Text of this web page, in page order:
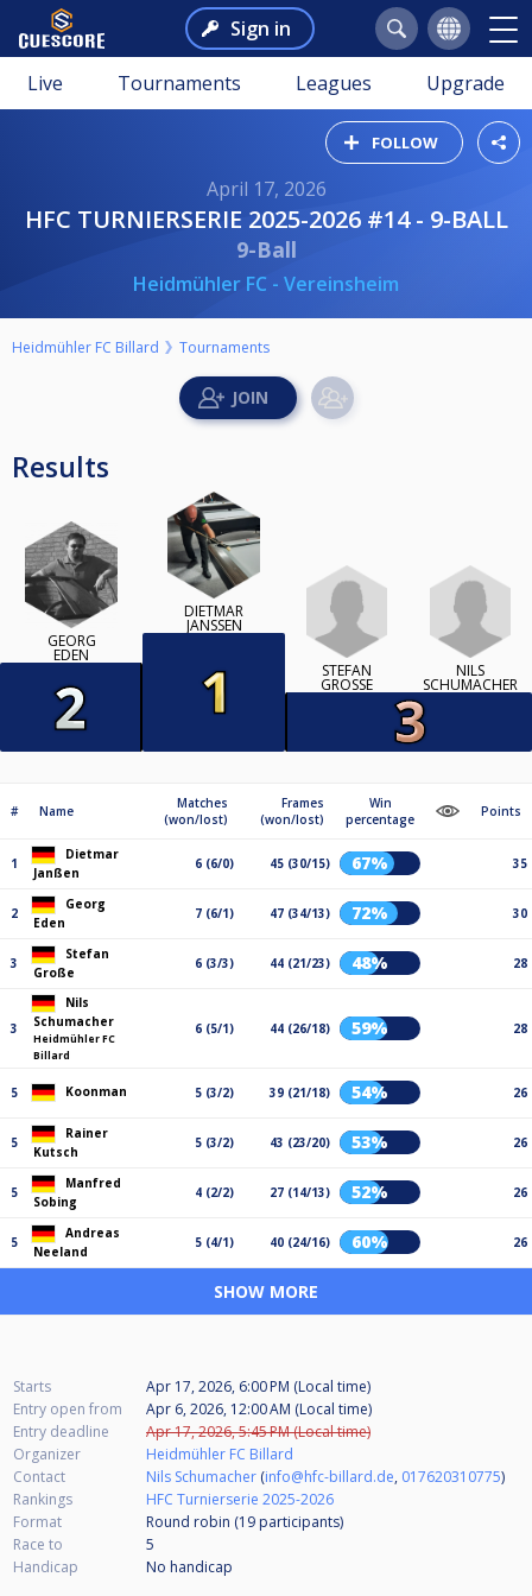
Sign in
Live Tournaments Leagues Upgrade
FOLLOW
April 17, 2026
HFC TURNIERSERIE 2025-2026 #14 - 9-BALL
9-Ball
Heidmühler FC - Vereinsheim
Heidmühler FC Billard Tournaments
Results
GEORG
EDEN
DIETMAR
JANSSEN
STEFAN
GROSSE
NILS
SCHUMACHER
# Name
Matches
(won/lost)
Frames
(won/lost)
Win
percentage
Points
1
Dietmar
Janßen
6 (6/0) 45 (30/15) 67% 35
2
Georg
Eden
7 (6/1) 47 (34/13) 72% 30
3
Stefan
Große
6 (3/3) 44 (21/23) 48% 28
3
Nils
Schumacher
Heidmühler FC
Billard
6 (5/1) 44 (26/18) 59% 28
5 Koonman 5 (3/2) 39 (21/18) 54% 26
5
Rainer
Kutsch
5 (3/2) 43 (23/20) 53% 26
5
Manfred
Sobing
4 (2/2) 27 (14/13) 52% 26
5
Andreas
Neeland
5 (4/1) 40 (24/16) 60% 26
SHOW MORE
Starts
Apr 17, 2026, 6:00 PM (Local time)
Entry open from
Apr 6, 2026, 12:00 AM (Local time)
Entry deadline
Apr 17, 2026, 5:45 PM (Local time)
Organizer
Heidmühler FC Billard
Contact
Nils Schumacher (info@hfc-billard.de, 017620310775)
Rankings
HFC Turnierserie 2025-2026
Format
Round robin (19 participants)
Race to
5
Handicap
No handicap